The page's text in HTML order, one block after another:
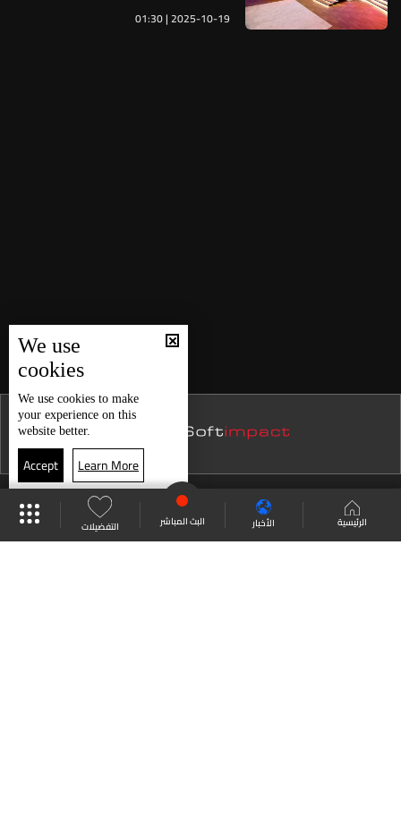
الرئيسية الأخبار البث المباشر التفضيلات
01:30 | 2025-10-19
We use
cookies
We use cookies to make
your experience on this
website better.
Accept
Learn More
موقع البرامج
جدول البرامج البث المباشر